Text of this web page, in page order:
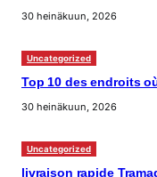
30 heinäkuun, 2026
Uncategorized
Top 10 des endroits
30 heinäkuun, 2026
Uncategorized
livraison rapide